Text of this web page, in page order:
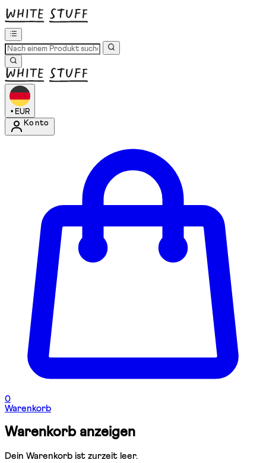
• EUR
Konto
0
Warenkorb
Warenkorb anzeigen
Dein Warenkorb ist zurzeit leer.